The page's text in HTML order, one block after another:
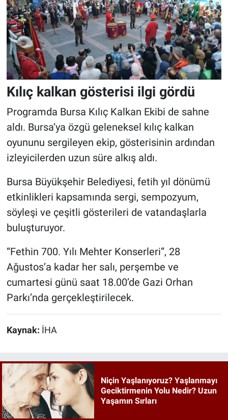
Kılıç kalkan gösterisi ilgi gördü
Programda Bursa Kılıç Kalkan Ekibi de sahne
aldı. Bursa’ya özgü geleneksel kılıç kalkan
oyununu sergileyen ekip, gösterisinin ardından
izleyicilerden uzun süre alkış aldı.
Bursa Büyükşehir Belediyesi, fetih yıl dönümü
etkinlikleri kapsamında sergi, sempozyum,
söyleşi ve çeşitli gösterileri de vatandaşlarla
buluşturuyor.
“Fethin 700. Yılı Mehter Konserleri”, 28
Ağustos’a kadar her salı, perşembe ve
cumartesi günü saat 18.00’de Gazi Orhan
Parkı’nda gerçekleştirilecek.
Kaynak: İHA
Niçin Yaşlanıyoruz? Yaşlanmayı
Geciktirmenin Yolu Nedir? Uzun
Yaşamın Sırları